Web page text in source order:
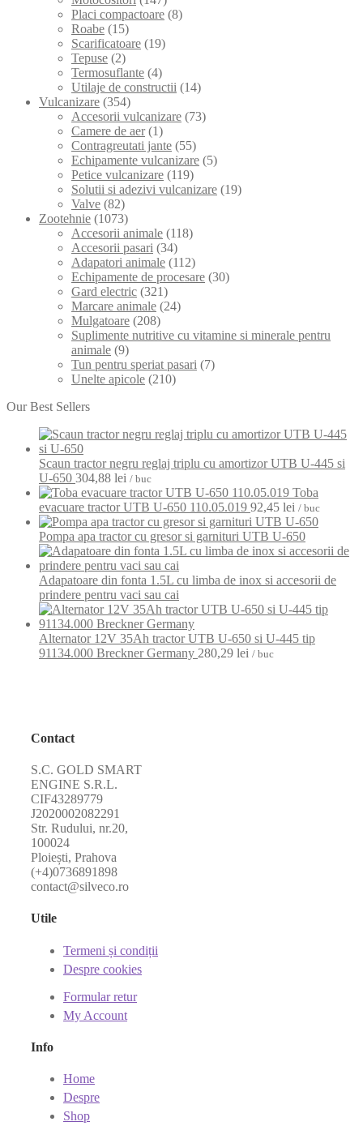
Placi compactoare (8)
Roabe (15)
Scarificatoare (19)
Tepuse (2)
Termosuflante (4)
Utilaje de constructii (14)
Vulcanizare (354)
Accesorii vulcanizare (73)
Camere de aer (1)
Contragreutati jante (55)
Echipamente vulcanizare (5)
Petice vulcanizare (119)
Solutii si adezivi vulcanizare (19)
Valve (82)
Zootehnie (1073)
Accesorii animale (118)
Accesorii pasari (34)
Adapatori animale (112)
Echipamente de procesare (30)
Gard electric (321)
Marcare animale (24)
Mulgatoare (208)
Suplimente nutritive cu vitamine si minerale pentru
animale (9)
Tun pentru speriat pasari (7)
Unelte apicole (210)
Our Best Sellers
Scaun tractor negru reglaj triplu cu amortizor UTB U-445 si
U-650 304,88 lei / buc
Toba
evacuare tractor UTB U-650 110.05.019 92,45 lei / buc
Pompa apa tractor cu gresor si garnituri UTB U-650
Adapatoare din fonta 1.5L cu limba de inox si accesorii de
prindere pentru vaci sau cai
Alternator 12V 35Ah tractor UTB U-650 si U-445 tip
91134.000 Breckner Germany 280,29 lei / buc
Contact
S.C. GOLD SMART
ENGINE S.R.L.
CIF43289779
J2020002082291
Str. Rudului, nr.20,
100024
Ploiești, Prahova
(+4)0736891898
contact@silveco.ro
Utile
Termeni și condiții
Despre cookies
Formular retur
My Account
Info
Home
Despre
Shop